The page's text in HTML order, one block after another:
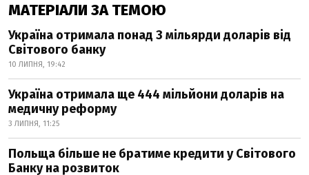
МАТЕРІАЛИ ЗА ТЕМОЮ
Україна отримала понад 3 мільярди доларів від
Світового банку
10 ЛИПНЯ, 19:42
Україна отримала ще 444 мільйони доларів на
медичну реформу
3 ЛИПНЯ, 11:25
Польща більше не братиме кредити у Світового
Банку на розвиток